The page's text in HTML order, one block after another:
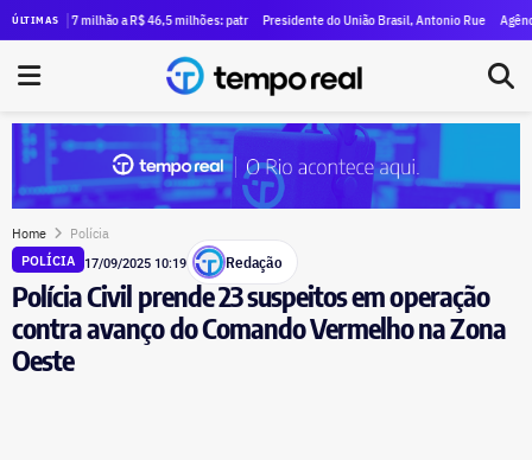
ÚLTIMAS
de Eduardo Bolsonaro vai a leilão
1,7 milhão a R$ 46,5 milhões: patrimônio do deputado Fábio Silva cresce 26 vezes em quatro
Presidente do União Brasil, Antonio Rueda estreia nas
Agência
Home Polícia
POLÍCIA 17/09/2025 10:19 Redação
Polícia Civil prende 23 suspeitos em operação
contra avanço do Comando Vermelho na Zona
Oeste